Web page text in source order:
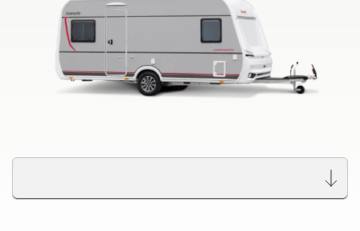
Wyszukiwarka autoryzowanych
dealerów Dethleffs
Znajdź dealera w Twojej okolicy